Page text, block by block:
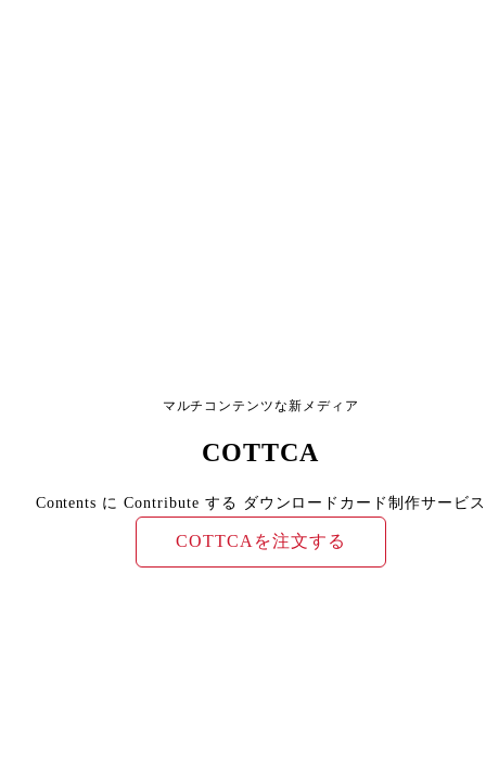
マルチコンテンツな新メディア
COTTCA
Contents に Contribute する ダウンロードカード制作サービス
COTTCAを注文する